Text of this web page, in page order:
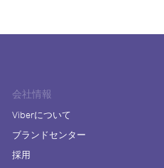
会社情報
Viberについて
ブランドセンター
採用